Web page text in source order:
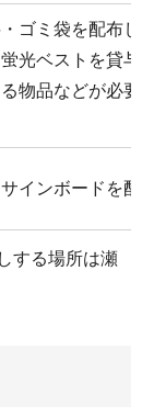
ゴミ袋を配布
光ベストを貸
物品などが必
インボードを
する場所は瀬